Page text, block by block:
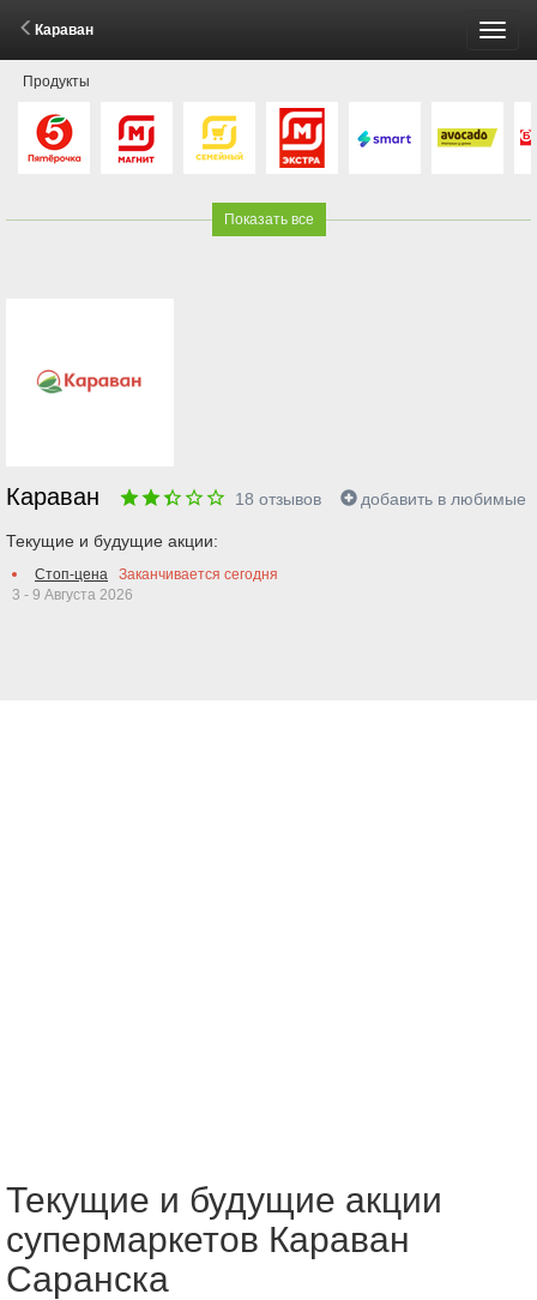
Караван
Продукты
Показать все
Караван 18 отзывов добавить в любимые
Текущие и будущие акции:
Стоп-цена
Заканчивается сегодня
3 - 9 Августа 2026
Текущие и будущие акции
супермаркетов Караван
Саранска